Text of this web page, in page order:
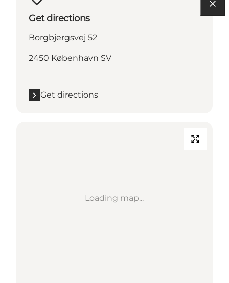
Get directions
Borgbjergsvej 52
2450 København SV
Get directions
Loading map...